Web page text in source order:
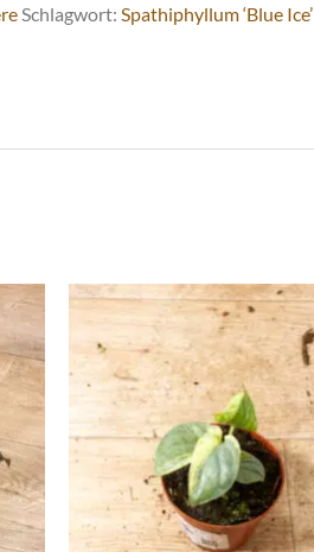
Schlagwort: Spathiphyllum ‘Blue Ice’